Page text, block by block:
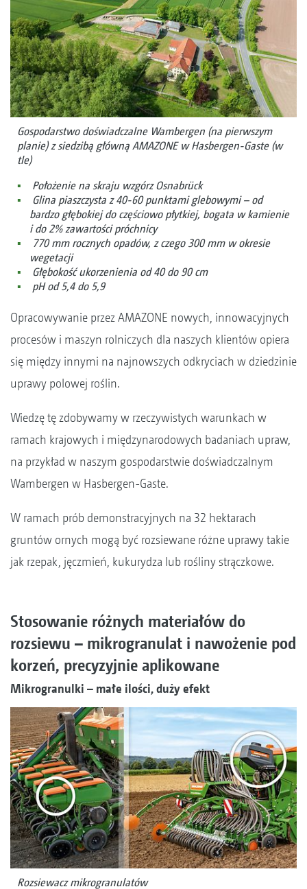
Gospodarstwo doświadczalne Wambergen (na pierwszym
planie) z siedzibą główną AMAZONE w Hasbergen-Gaste (w
tle)
Położenie na skraju wzgórz Osnabrück
Glina piaszczysta z 40-60 punktami glebowymi – od
bardzo głębokiej do częściowo płytkiej, bogata w kamienie
i do 2% zawartości próchnicy
770 mm rocznych opadów, z czego 300 mm w okresie
wegetacji
Głębokość ukorzenienia od 40 do 90 cm
pH od 5,4 do 5,9
Opracowywanie przez AMAZONE nowych, innowacyjnych
procesów i maszyn rolniczych dla naszych klientów opiera
się między innymi na najnowszych odkryciach w dziedzinie
uprawy polowej roślin.
Wiedzę tę zdobywamy w rzeczywistych warunkach w
ramach krajowych i międzynarodowych badaniach upraw,
na przykład w naszym gospodarstwie doświadczalnym
Wambergen w Hasbergen-Gaste.
W ramach prób demonstracyjnych na 32 hektarach
gruntów ornych mogą być rozsiewane różne uprawy takie
jak rzepak, jęczmień, kukurydza lub rośliny strączkowe.
Stosowanie różnych materiałów do
rozsiewu – mikrogranulat i nawożenie pod
korzeń, precyzyjnie aplikowane
Mikrogranulki – małe ilości, duży efekt
Rozsiewacz mikrogranulatów